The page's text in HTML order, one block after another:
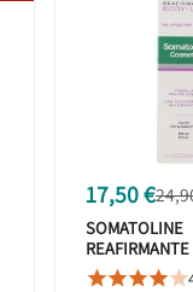
17,50 €
SOMATOLINE
SENOS 75ML
